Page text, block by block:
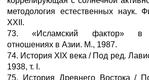
методология естественных наук.
XXII.
73. «Исламский фактор» в
отношениях в Азии. М., 1987.
74. История XIX века / Под ред.
1938, т. I.
75. История Древнего Востока /